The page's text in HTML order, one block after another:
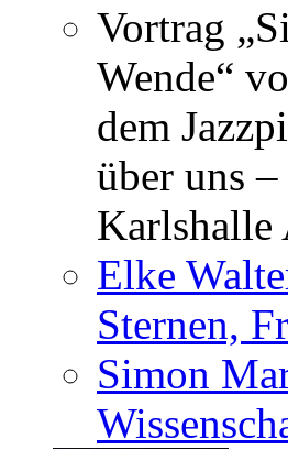
Vortrag
Wende“
dem
über uns
Karlshalle
Elke
Sternen,
Simon